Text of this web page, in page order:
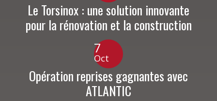
Le Torsinox : une solution innovante
pour la rénovation et la construction
7
Oct
Opération reprises gagnantes avec
ATLANTIC